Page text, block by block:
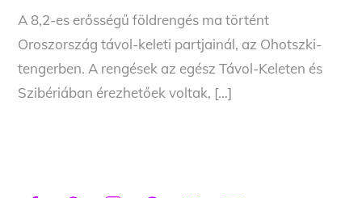
A 8,2-es erősségű földrengés ma történt
Oroszország távol-keleti partjainál, az Ohotszki-
tengerben. A rengések az egész Távol-Keleten és
Szibériában érezhetőek voltak, […]